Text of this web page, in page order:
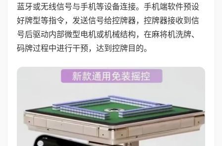
蓝牙或无线信号与手机等设备连接。手机端软件预设
好牌型等指令，发送信号给控牌器，控牌器接收到信
号后驱动内部微型电机或机械结构，在麻将机洗牌、
码牌过程中进行干预，达到控牌目的。